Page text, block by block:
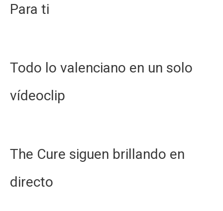
Para ti
Todo lo valenciano en un solo
vídeoclip
The Cure siguen brillando en
directo